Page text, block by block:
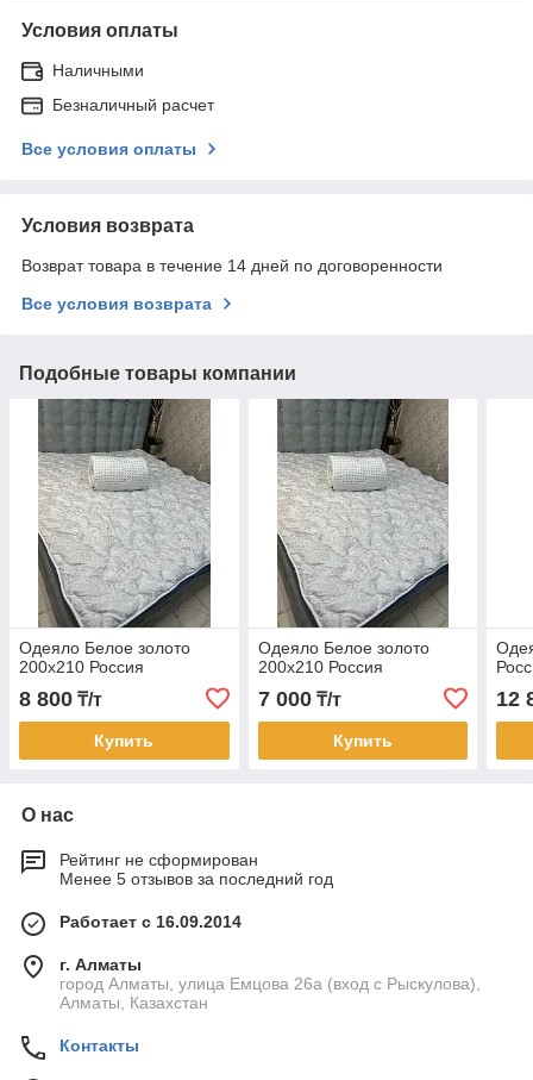
Условия оплаты
Наличными
Безналичный расчет
Все условия оплаты
Условия возврата
Возврат товара в течение 14 дней по договоренности
Все условия возврата
Подобные товары компании
Одеяло Белое золото
200х210 Россия
8 800 ₸/т
Купить
Одеяло Белое золото
200х210 Россия
7 000₸/т
Купить
12
О нас
Рейтинг не сформирован
Менее 5 отзывов за последний год
Работает с 16.09.2014
г. Алматы
город Алматы, улица Емцова 26а (вход с Рыскулова),
Алматы, Казахстан
Контакты